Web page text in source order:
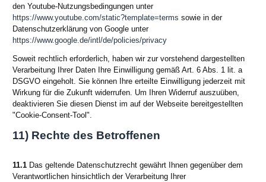
den Youtube-Nutzungsbedingungen unter
https://www.youtube.com/static?template=terms sowie in der
Datenschutzerklärung von Google unter
https://www.google.de/intl/de/policies/privacy
Soweit rechtlich erforderlich, haben wir zur vorstehend dargestellten
Verarbeitung Ihrer Daten Ihre Einwilligung gemäß Art. 6 Abs. 1 lit. a
DSGVO eingeholt. Sie können Ihre erteilte Einwilligung jederzeit mit
Wirkung für die Zukunft widerrufen. Um Ihren Widerruf auszuüben,
deaktivieren Sie diesen Dienst im auf der Webseite bereitgestellten
"Cookie-Consent-Tool".
11) Rechte des Betroffenen
11.1 Das geltende Datenschutzrecht gewährt Ihnen gegenüber dem
Verantwortlichen hinsichtlich der Verarbeitung Ihrer